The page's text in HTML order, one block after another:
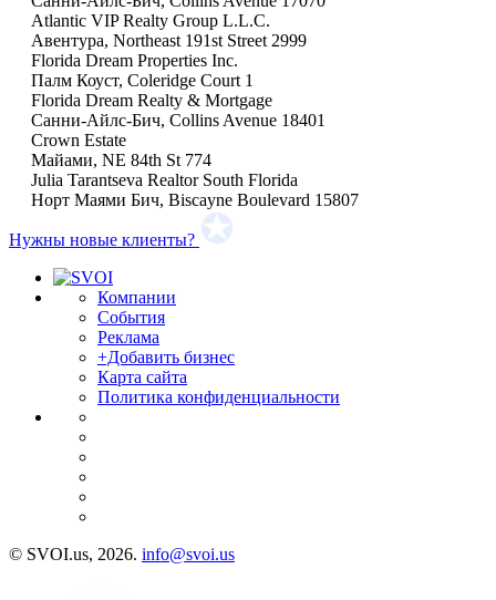
Atlantic VIP Realty Group L.L.C.
Авентура, Northeast 191st Street 2999
Florida Dream Properties Inc.
Палм Коуст, Coleridge Court 1
Florida Dream Realty & Mortgage
Санни-Айлс-Бич, Collins Avenue 18401
Сrown Estate
Майами, NE 84th St 774
Julia Tarantseva Realtor South Florida
Норт Маями Бич, Biscayne Boulevard 15807
Нужны новые клиенты?
Компании
События
Реклама
+Добавить бизнес
Карта сайта
Политика конфиденциальности
© SVOI.us, 2026. info@svoi.us